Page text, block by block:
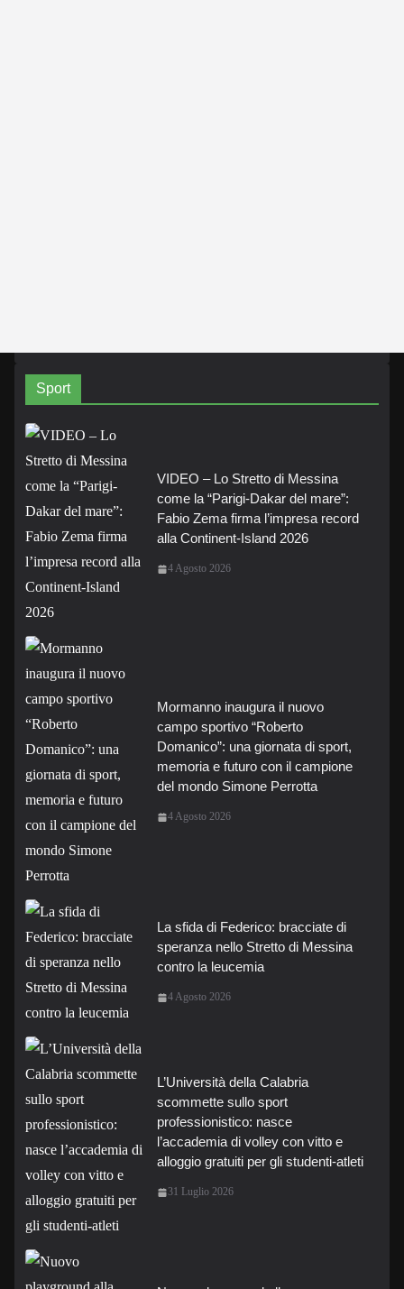
Sport
VIDEO – Lo Stretto di Messina
come la “Parigi-Dakar del mare”:
Fabio Zema firma l’impresa record
alla Continent-Island 2026
4 Agosto 2026
Mormanno inaugura il nuovo
campo sportivo “Roberto
Domanico”: una giornata di sport,
memoria e futuro con il campione
del mondo Simone Perrotta
4 Agosto 2026
La sfida di Federico: bracciate di
speranza nello Stretto di Messina
contro la leucemia
4 Agosto 2026
L’Università della Calabria
scommette sullo sport
professionistico: nasce
l’accademia di volley con vitto e
alloggio gratuiti per gli studenti-atleti
31 Luglio 2026